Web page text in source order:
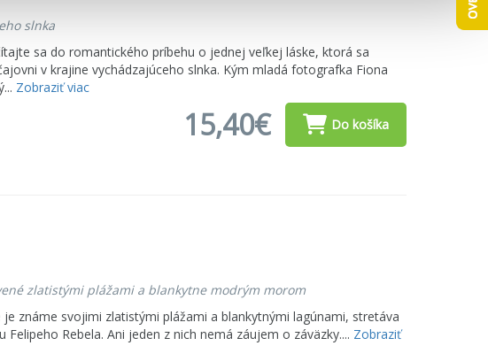
slnka
sa do romantického príbehu o jednej veľkej láske, ktorá sa
v krajine vychádzajúceho slnka. Kým mladá fotografka Fiona
Zobraziť viac
15,40€ Do košíka
zlatistými plážami a blankytne modrým morom
známe svojimi zlatistými plážami a blankytnými lagúnami, stretáva
Rebela. Ani jeden z nich nemá záujem o záväzky.... Zobraziť